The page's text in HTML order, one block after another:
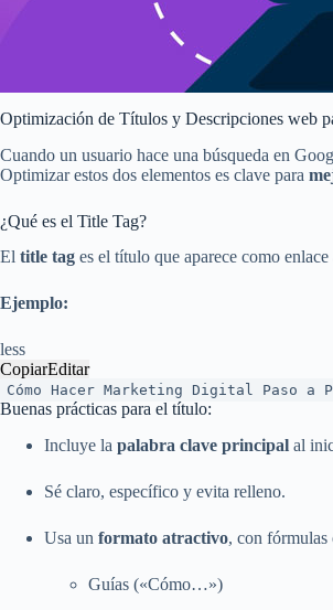
Optimización de Títulos y Descripciones web
Cuando un usuario hace una búsqueda en
Optimizar estos dos elementos es clave para
¿Qué es el Title Tag?
El title tag es el título que aparece como
Ejemplo:
less
CopiarEditar
Cómo Hacer Marketing Digital Paso a
Buenas prácticas para el título:
Incluye la palabra clave principal al
Sé claro, específico y evita relleno.
Usa un formato atractivo, con fórmulas
Guías («Cómo…»)